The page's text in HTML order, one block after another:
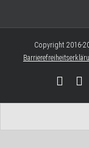
Copyright 2016-